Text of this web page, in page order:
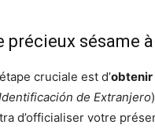
précieux sésame
cruciale est d’obtenir
de Extranjero
d’officialiser votre